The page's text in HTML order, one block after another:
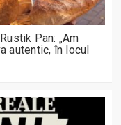
Pan: „Am
autentic, în locul